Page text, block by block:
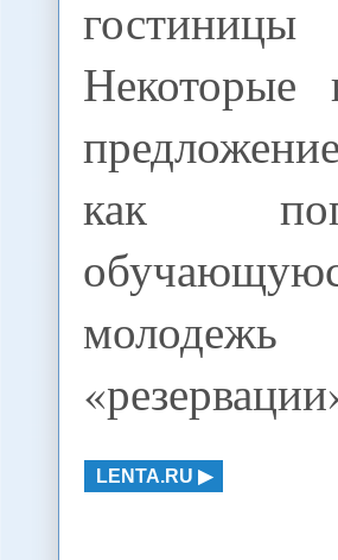
Некоторые
как
LENTA.RU